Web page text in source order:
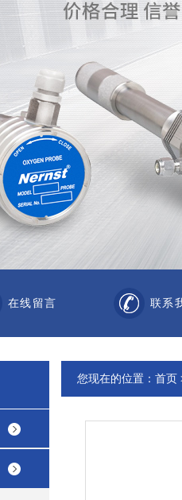
在线留言 联系
您现在的位置： 首页